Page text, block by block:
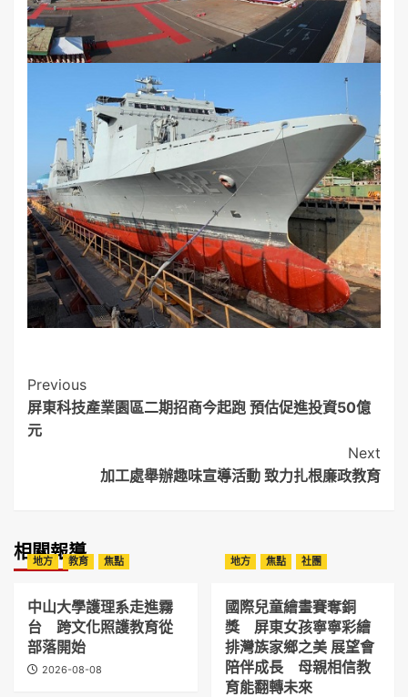
Post
Navigation
Previous
屏東科技產業園區二期招商今起跑 預估促進投資50億
元
Next
加工處舉辦趣味宣導活動 致力扎根廉政教育
相關報導
地方 教育 焦點
中山大學護理系走進霧
台 跨文化照護教育從
部落開始
2026-08-08
地方 焦點 社團
國際兒童繪畫賽奪銅
獎 屏東女孩寧寧彩繪
排灣族家鄉之美 展望會
陪伴成長 母親相信教
育能翻轉未來